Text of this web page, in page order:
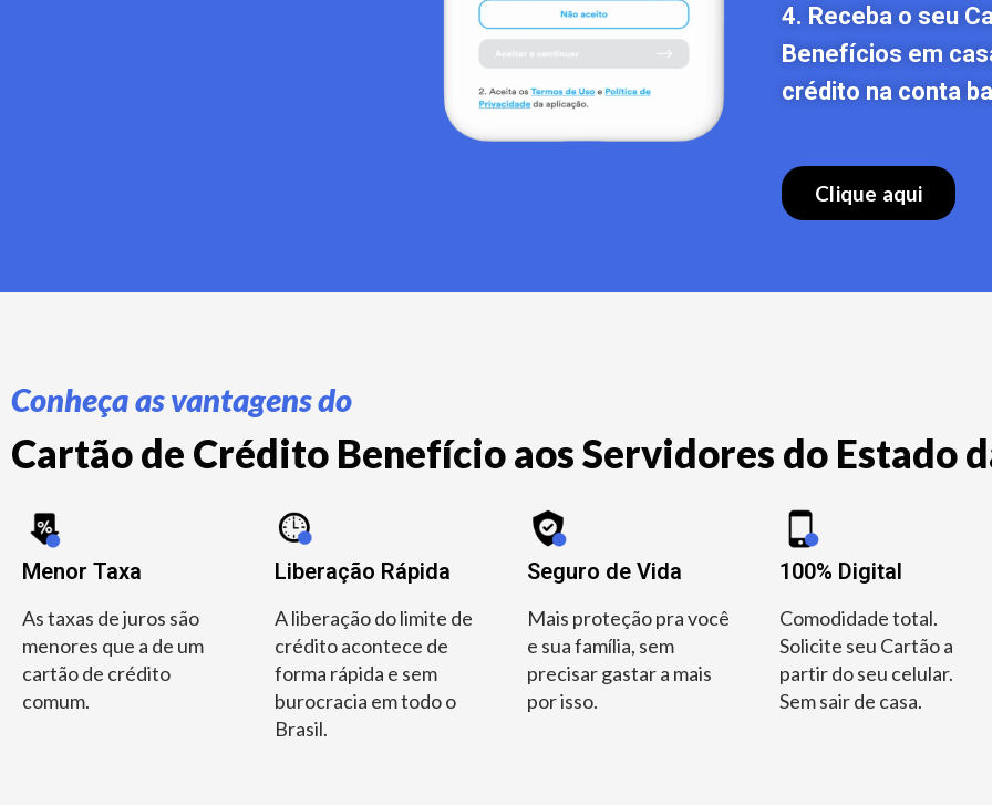
4. Receba o seu
Benefícios em
crédito na conta
Clique aqui
Conheça as vantagens do
Cartão de Crédito Benefício aos Servidores do Estado
Menor Taxa
As taxas de juros são
menores que a de um
cartão de crédito
comum.
Liberação Rápida
A liberação do limite de
crédito acontece de
forma rápida e sem
burocracia em todo o
Brasil.
Seguro de Vida
Mais proteção pra você
e sua família, sem
precisar gastar a mais
por isso.
100% Digital
Comodidade total.
Solicite seu Cartão a
partir do seu celular.
Sem sair de casa.